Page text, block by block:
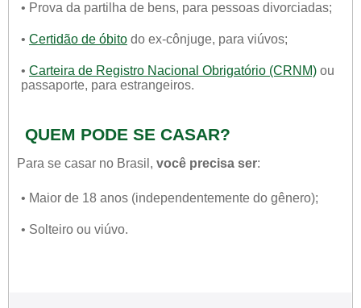
• Prova da partilha de bens, para pessoas divorciadas;
• Certidão de óbito do ex-cônjuge, para viúvos;
• Carteira de Registro Nacional Obrigatório (CRNM) ou
passaporte, para estrangeiros.
QUEM PODE SE CASAR?
Para se casar no Brasil, você precisa ser:
• Maior de 18 anos (independentemente do gênero);
• Solteiro ou viúvo.